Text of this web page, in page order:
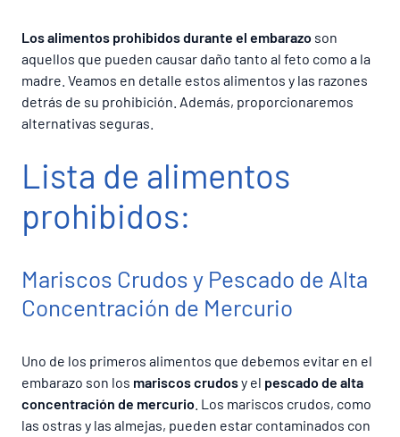
Los alimentos prohibidos durante el embarazo son
aquellos que pueden causar daño tanto al feto como a la
madre. Veamos en detalle estos alimentos y las razones
detrás de su prohibición. Además, proporcionaremos
alternativas seguras.
Lista de alimentos
prohibidos:
Mariscos Crudos y Pescado de Alta
Concentración de Mercurio
Uno de los primeros alimentos que debemos evitar en el
embarazo son los mariscos crudosy el pescado de alta
concentración de mercurio . Los mariscos crudos, como
las ostras y las almejas, pueden estar contaminados con